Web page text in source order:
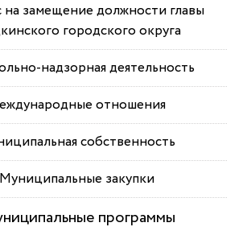
замещение должности главы
городского округа
надзорная деятельность
отношения
собственность
закупки
программы